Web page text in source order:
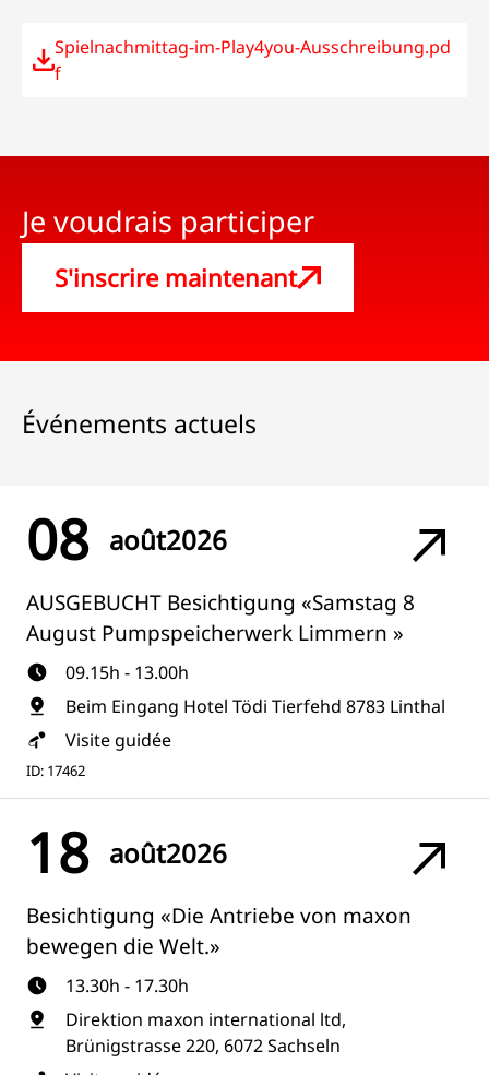
Spielnachmittag-im-Play4you-Ausschreibung.pd
f
Je voudrais participer
S'inscrire maintenant
Événements actuels
08 août2026
AUSGEBUCHT Besichtigung «Samstag 8
August Pumpspeicherwerk Limmern »
09.15h - 13.00h
Beim Eingang Hotel Tödi Tierfehd 8783 Linthal
Visite guidée
ID: 17462
18 août2026
Besichtigung «Die Antriebe von maxon
bewegen die Welt.»
13.30h - 17.30h
Direktion maxon international ltd,
Brünigstrasse 220, 6072 Sachseln